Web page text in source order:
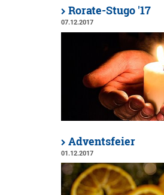
Rorate-Stugo '17
07.12.2017
Adventsfeier
01.12.2017